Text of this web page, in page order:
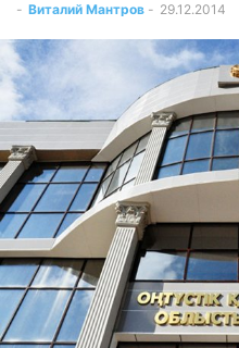
- Виталий Мантров - 29.12.2014